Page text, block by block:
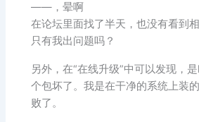
——，晕啊
在论坛里面找了半天，也没有看到
只有我出问题吗？
另外，在“在线升级”中可以发现，
个包坏了。我是在干净的系统上装
败了。